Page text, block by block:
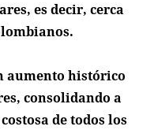
es decir, cerca
aumento histórico
consolidando a
de todos los